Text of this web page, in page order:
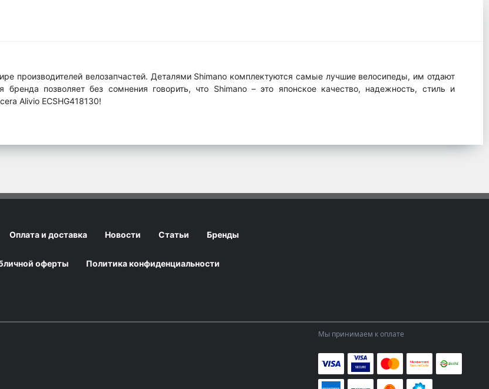
производителей велозапчастей. Деталями Shimano комплектуются самые лучшие велосипеды, им отдают
бренда позволяет без сомнения говорить, что Shimano – это японское качество, надежность, стиль и
Alivio ECSHG418130!
Оплата и доставка Новости Статьи Бренды
оферты Политика конфиденциальности
Мы принимаем к оплате